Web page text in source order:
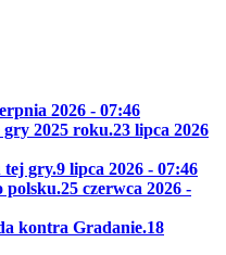
2026 - 07:46
2025 roku.23 lipca 2026
tej gry.9 lipca 2026 - 07:46
polsku.25 czerwca 2026 -
kontra Gradanie.18